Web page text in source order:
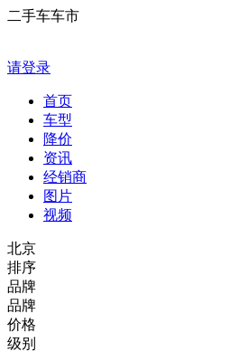
二手车车市
请登录
首页
车型
降价
资讯
经销商
图片
视频
北京
排序
品牌
品牌
价格
级别